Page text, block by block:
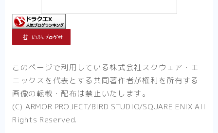
このページで利用している株式会社スクウェア・エ
ニックスを代表とする共同著作者が権利を所有する
画像の転載・配布は禁止いたします。
(C) ARMOR PROJECT/BIRD STUDIO/SQUARE ENIX All
Rights Reserved.